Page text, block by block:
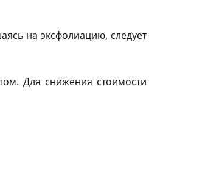
на эксфолиацию, следует
Для снижения стоимости